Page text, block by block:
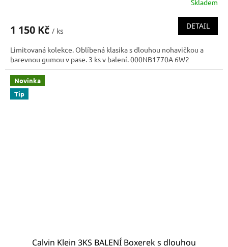
Skladem
1 150 Kč / ks
DETAIL
Limitovaná kolekce. Oblíbená klasika s dlouhou nohavičkou a
barevnou gumou v pase. 3 ks v balení. 000NB1770A 6W2
Novinka
Tip
Calvin Klein 3KS BALENÍ Boxerek s dlouhou